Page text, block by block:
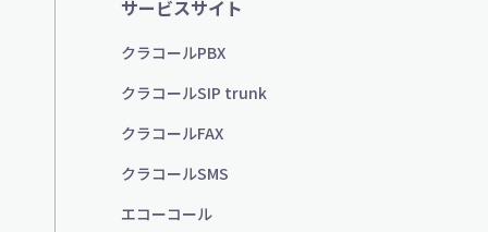
サービスサイト
クラコールPBX
クラコールSIP trunk
クラコールFAX
クラコールSMS
エコーコール